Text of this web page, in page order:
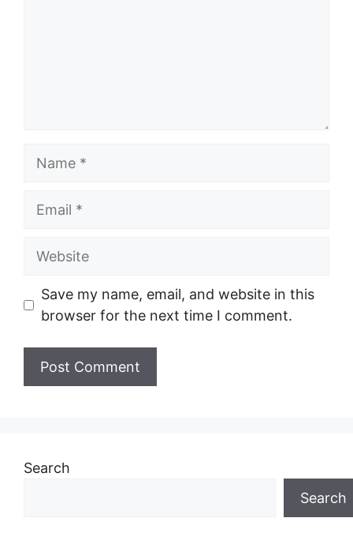
Website
Save my name, email, and website in this
browser for the next time I comment.
Search
Search